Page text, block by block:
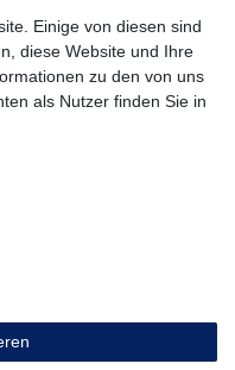
Einige von diesen sind
diese Website und Ihre
zu den von uns
als Nutzer finden Sie in